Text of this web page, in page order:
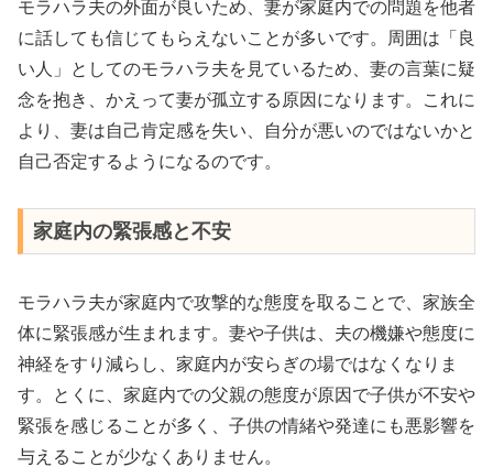
モラハラ夫の外面が良いため、妻が家庭内での問題を他者
に話しても信じてもらえないことが多いです。周囲は「良
い人」としてのモラハラ夫を見ているため、妻の言葉に疑
念を抱き、かえって妻が孤立する原因になります。これに
より、妻は自己肯定感を失い、自分が悪いのではないかと
自己否定するようになるのです。
家庭内の緊張感と不安
モラハラ夫が家庭内で攻撃的な態度を取ることで、家族全
体に緊張感が生まれます。妻や子供は、夫の機嫌や態度に
神経をすり減らし、家庭内が安らぎの場ではなくなりま
す。とくに、家庭内での父親の態度が原因で子供が不安や
緊張を感じることが多く、子供の情緒や発達にも悪影響を
与えることが少なくありません。